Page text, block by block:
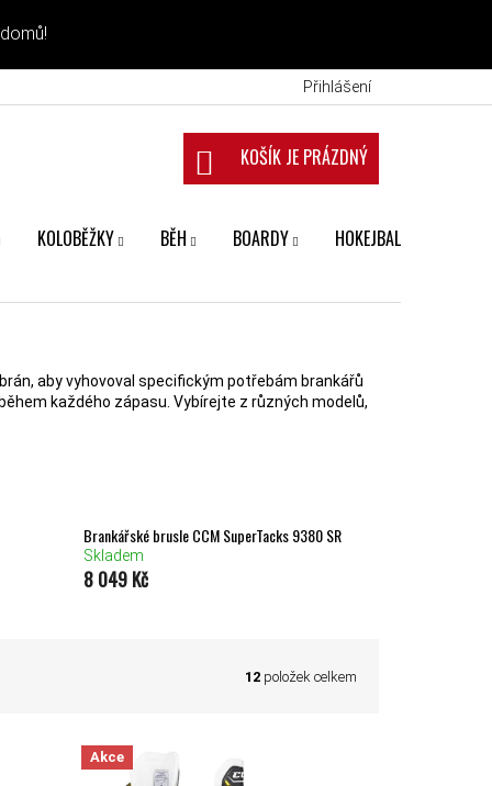
Přihlášení
NÁKUPNÍ KOŠÍK
KOLOBĚŽKY BĚH BOARDY HOKEJBAL
aby vyhovoval specifickým potřebám brankářů
každého zápasu. Vybírejte z různých modelů,
Brankářské brusle CCM SuperTacks 9380 SR
Skladem
8 049 Kč
12 položek celkem
Akce